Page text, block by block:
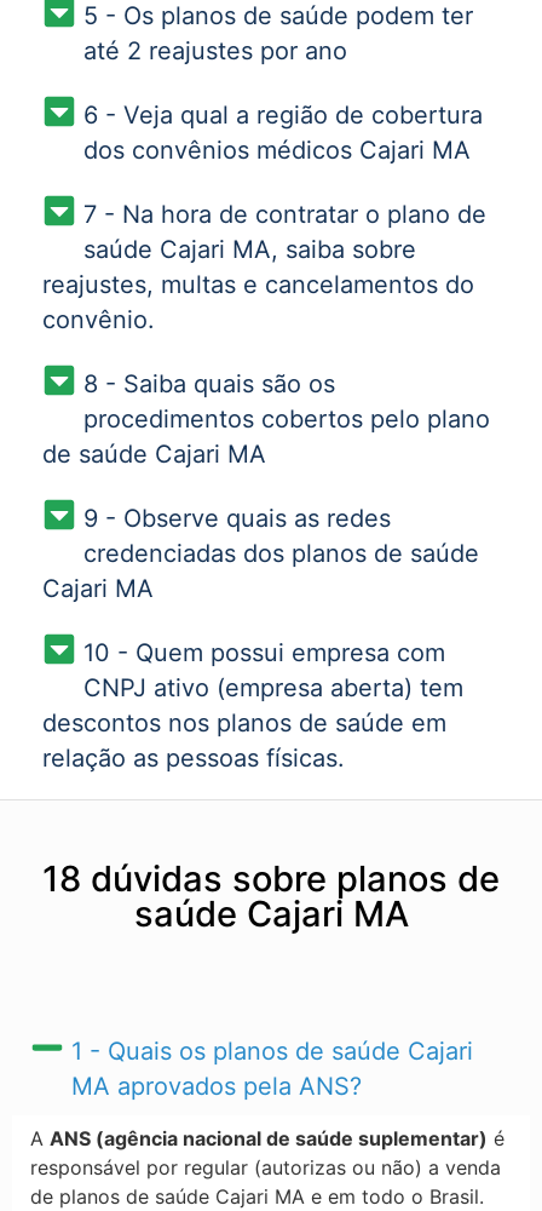
5 - Os planos de saúde podem ter
até 2 reajustes por ano
6 - Veja qual a região de cobertura
dos convênios médicos Cajari MA
7 - Na hora de contratar o plano de
saúde Cajari MA, saiba sobre
reajustes, multas e cancelamentos do
convênio.
8 - Saiba quais são os
procedimentos cobertos pelo plano
de saúde Cajari MA
9 - Observe quais as redes
credenciadas dos planos de saúde
Cajari MA
10 - Quem possui empresa com
CNPJ ativo (empresa aberta) tem
descontos nos planos de saúde em
relação as pessoas físicas.
18 dúvidas sobre planos de
saúde Cajari MA
1 - Quais os planos de saúde Cajari
MA​ aprovados pela ANS?
A ANS (agência nacional de saúde suplementar) é
responsável por regular (autorizas ou não) a venda
de planos de saúde Cajari MA​ e em todo o Brasil.